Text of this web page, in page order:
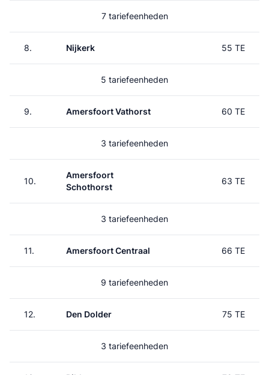
7 tariefeenheden
8. Nijkerk 55 TE
5 tariefeenheden
9. Amersfoort Vathorst 60 TE
3 tariefeenheden
10.
Amersfoort
Schothorst
63 TE
3 tariefeenheden
11. Amersfoort Centraal 66 TE
9 tariefeenheden
12. Den Dolder 75 TE
3 tariefeenheden